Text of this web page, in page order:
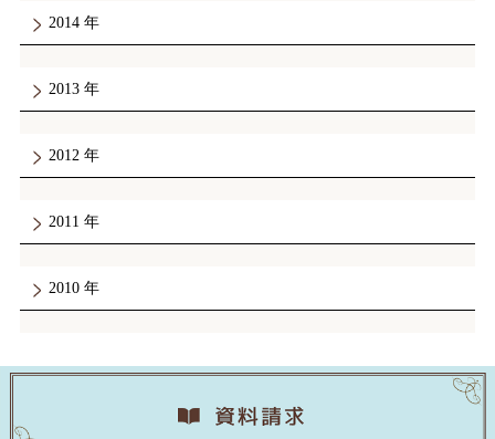
2014
2013
2012
2011
2010